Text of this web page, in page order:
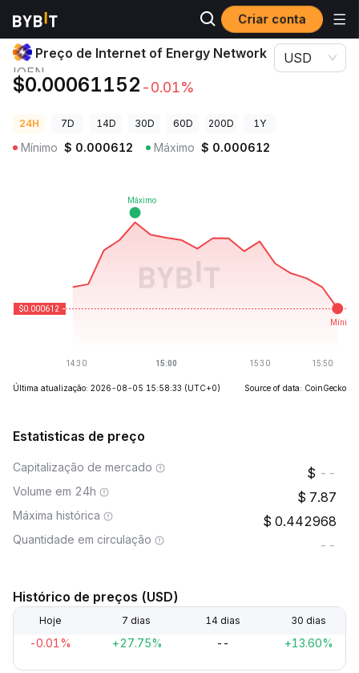
Criar conta
Preços de Criptomoedas Preço de Internet of Energy Network IOEN
Preço de Internet of Energy Network
IOEN
$0.00061152 -0.01%
USD
24H 7D 14D 30D 60D 200D 1Y
Mínimo $ 0.000612 Máximo $ 0.000612
Última atualização: 2026-08-05 15:58:33 (UTC+0) Source of data: CoinGecko
Estatisticas de preço
Capitalização de mercado --
Volume em 24h 7.87
Máxima histórica 0.442968
Quantidade em circulação --
Histórico de preços (USD)
Hoje 7 dias 14 dias 30 dias
-0.01% +27.75% -- +13.60%